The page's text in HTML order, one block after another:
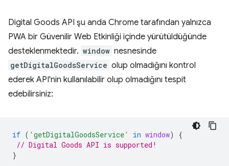
Digital Goods API şu anda Chrome tarafından yalnızca
PWA bir Güvenilir Web Etkinliği içinde yürütüldüğünde
desteklenmektedir. window nesnesinde
getDigitalGoodsService olup olmadığını kontrol
ederek API'nin kullanılabilir olup olmadığını tespit
edebilirsiniz:
if ( 'getDigitalGoodsService' in window)
{
// Digital Goods API is supported!
}